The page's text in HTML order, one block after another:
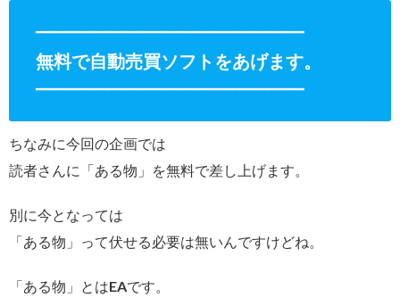
━━━━━━━━━━━━━━━
無料で自動売買ソフトをあげます。
━━━━━━━━━━━━━━━
ちなみに今回の企画では
読者さんに「ある物」を無料で差し上げます。
別に今となっては
「ある物」って伏せる必要は無いんですけどね。
「ある物」とはEAです。